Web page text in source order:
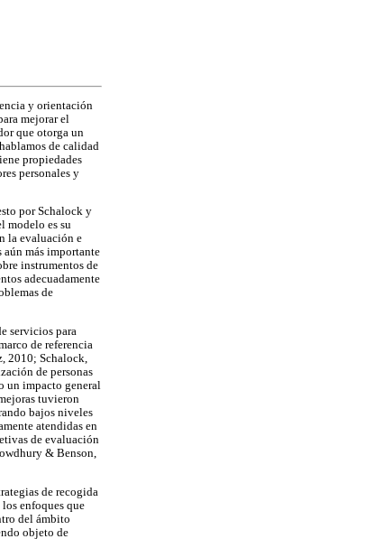
y orientación
mejorar el
que otorga un
de calidad
propiedades
personales y
por Schalock y
modelo es su
la evaluación e
más importante
instrumentos de
adecuadamente
de
servicios para
de referencia
2010; Schalock,
de personas
un impacto general
tuvieron
bajos niveles
atendidas en
de evaluación
& Benson,
de recogida
enfoques que
del ámbito
objeto de